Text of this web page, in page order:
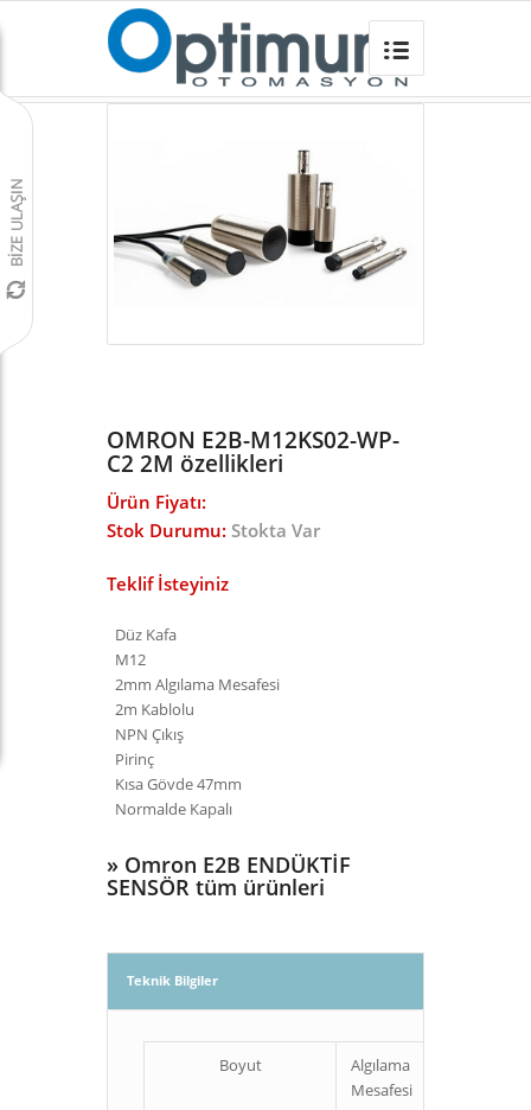
OMRON E2B-M12KS02-WP-C2 2M
Omron Türkiye
E2B ENDÜKTİF SENSÖR /
OMRON E2B-M12KS02-WP-
C2 2M özellikleri
Ürün Fiyatı:
Stok Durumu: Stokta Var
Teklif İsteyiniz
Düz Kafa
M12
2mm Algılama Mesafesi
2m Kablolu
NPN Çıkış
Pirinç
Kısa Gövde 47mm
Normalde Kapalı
» Omron E2B ENDÜKTİF
SENSÖR tüm ürünleri
Teknik Bilgiler
Boyut
Algılama
Mesafesi